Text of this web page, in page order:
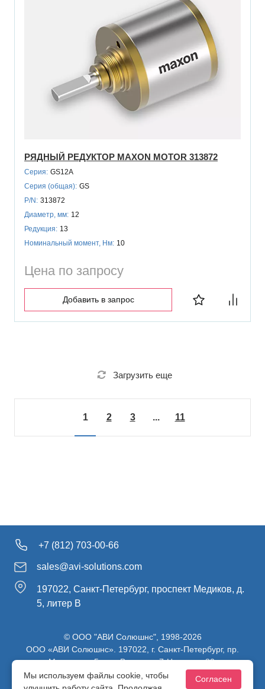
РЯДНЫЙ РЕДУКТОР MAXON MOTOR 313872
Серия: GS12A
Серия (общая): GS
P/N: 313872
Диаметр, мм: 12
Редукция: 13
Номинальный момент, Нм: 10
Цена по запросу
Добавить в запрос
Загрузить еще
1 2 3 ... 11
+7 (812) 703-00-66
sales@avi-solutions.com
197022, Санкт-Петербург, проспект Медиков, д.
5, литер В
© ООО "АВИ Солюшнс", 1998-2026
ООО «АВИ Солюшнс». 197022, г. Санкт-Петербург, пр.
Медиков, д.5, лит. В, ч. пом. 7-Н, ч. ком. 82.
ИНН 7813470830 / КПП 781301001 / ОГРН 1107847137980
Мы используем файлы cookie, чтобы
Согласен